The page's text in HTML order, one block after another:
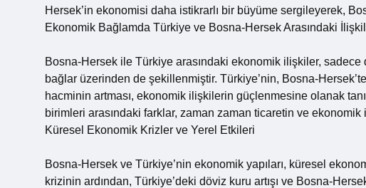
Hersek’in ekonomisi daha istikrarlı bir büyüme sergileyerek,
Ekonomik Bağlamda Türkiye ve Bosna-Hersek Arasındaki
Bosna-Hersek ile Türkiye arasındaki ekonomik ilişkiler, sadece
bağlar üzerinden de şekillenmiştir. Türkiye’nin, Bosna-
hacminin artması, ekonomik ilişkilerin güçlenmesine olanak
birimleri arasındaki farklar, zaman zaman ticaretin ve ekonomik
Küresel Ekonomik Krizler ve Yerel Etkileri
Bosna-Hersek ve Türkiye’nin ekonomik yapıları, küresel
krizinin ardından, Türkiye’deki döviz kuru artışı ve Bosna-